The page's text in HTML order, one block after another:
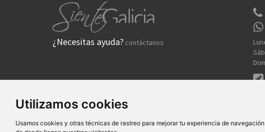
Utilizamos cookies
Usamos cookies y otras técnicas de rastreo para mejorar tu experiencia de
¿Necesitas ayuda? contáctanos